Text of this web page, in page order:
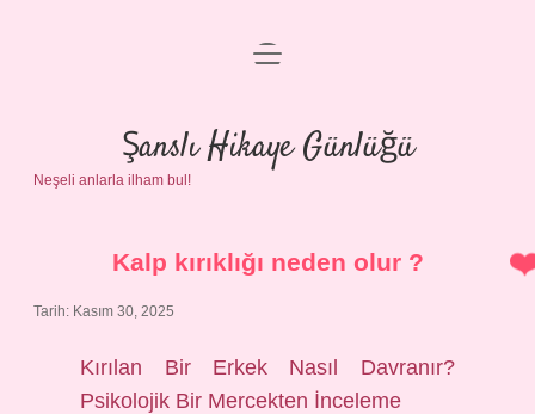
Anasayfa
Gizlilik Politikası
menüyü
Şanslı Hikaye Günlüğü
Neşeli anlarla ilham bul!
Kalp kırıklığı neden olur ?
Tarih: Kasım 30, 2025
Kırılan Bir Erkek Nasıl Davranır?
Psikolojik Bir Mercekten İnceleme